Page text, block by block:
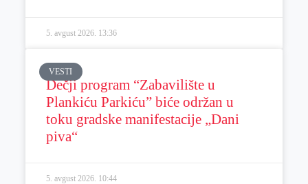
5. avgust 2026. 13:36
VESTI
Dečji program “Zabavilište u
Plankiću Parkiću” biće održan u
toku gradske manifestacije „Dani
piva“
5. avgust 2026. 10:44